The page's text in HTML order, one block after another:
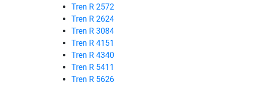
Tren R 2572
Tren R 2624
Tren R 3084
Tren R 4151
Tren R 4340
Tren R 5411
Tren R 5626